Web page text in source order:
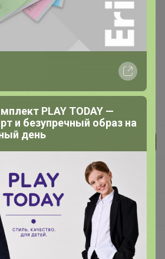
договором оферты
PLAY TODAY —
и безупречный образ на
день